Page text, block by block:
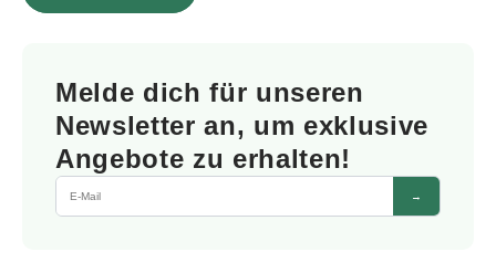
Melde dich für unseren
Newsletter an, um exklusive
Angebote zu erhalten!
→